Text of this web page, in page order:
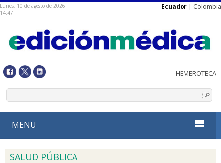
Lunes, 10 de agosto de 2026
14:47
Ecuador | Colombia
MENU
SALUD PÚBLICA